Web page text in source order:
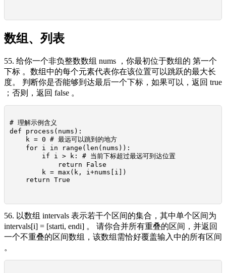
数组、列表
55. 给你一个非负整数数组 nums ，你最初位于数组的 第一个
下标 。数组中的每个元素代表你在该位置可以跳跃的最大长
度。 判断你是否能够到达最后一个下标，如果可以，返回 true
；否则，返回 false 。
# 理解示例含义
def process(nums):
    k = 0 # 最远可以跳到的地方
    for i in range(len(nums)):
        if i > k: # 当前下标超过最远可到达位置
            return False
        k = max(k, i+nums[i])
    return True
56. 以数组 intervals 表示若干个区间的集合，其中单个区间为
intervals[i] = [starti, endi] 。 请你合并所有重叠的区间，并返回
一个不重叠的区间数组，该数组需恰好覆盖输入中的所有区间
。